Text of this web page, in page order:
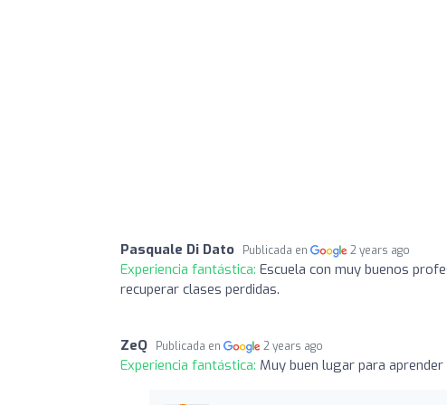
Pasquale Di Dato Publicada en 2 years ago
Experiencia fantástica: Escuela con muy buenos
recuperar clases perdidas.
ZeQ Publicada en 2 years ago
Experiencia fantástica: Muy buen lugar para aprender